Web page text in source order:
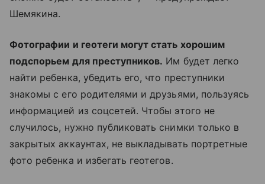
Шемякина.
Фотографии и геотеги могут стать хорошим
подспорьем для преступников. Им будет легко
найти ребенка, убедить его, что преступники
знакомы с его родителями и друзьями, пользуясь
информацией из соцсетей. Чтобы этого не
случилось, нужно публиковать снимки только в
закрытых аккаунтах, не выкладывать портретные
фото ребенка и избегать геотегов.